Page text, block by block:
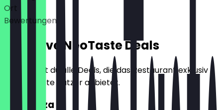
Ort
Bewertungen
Exklusive NeoTaste Deals
Hier findest du alle Deals, die das Restaurant exklusiv
für NeoTaste Nutzer anbietet.
2für1 Pizza